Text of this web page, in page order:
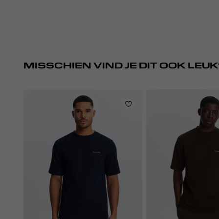
MISSCHIEN VIND JE DIT OOK